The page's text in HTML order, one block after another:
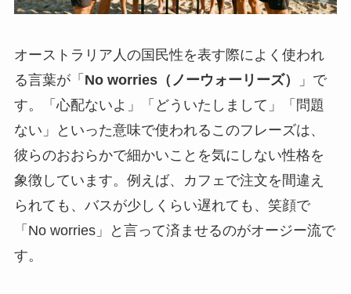
オーストラリア人の国民性を表す際によく使われ
る言葉が「 No worries（ノーウォーリーズ）
」で
す。「心配ないよ」「どういたしまして」「問題
ない」といった意味で使われるこのフレーズは、
彼らのおおらかで細かいことを気にしない性格を
象徴しています。例えば、カフェで注文を間違え
られても、バスが少しくらい遅れても、笑顔で
「No worries」と言って済ませるのがオージー流で
す。